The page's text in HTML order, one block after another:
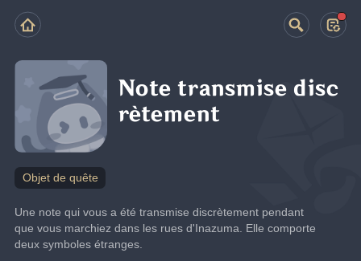
Note transmise disc
rètement
Objet de quête
Une note qui vous a été transmise discrètement pendant
que vous marchiez dans les rues d'Inazuma. Elle comporte
deux symboles étranges.